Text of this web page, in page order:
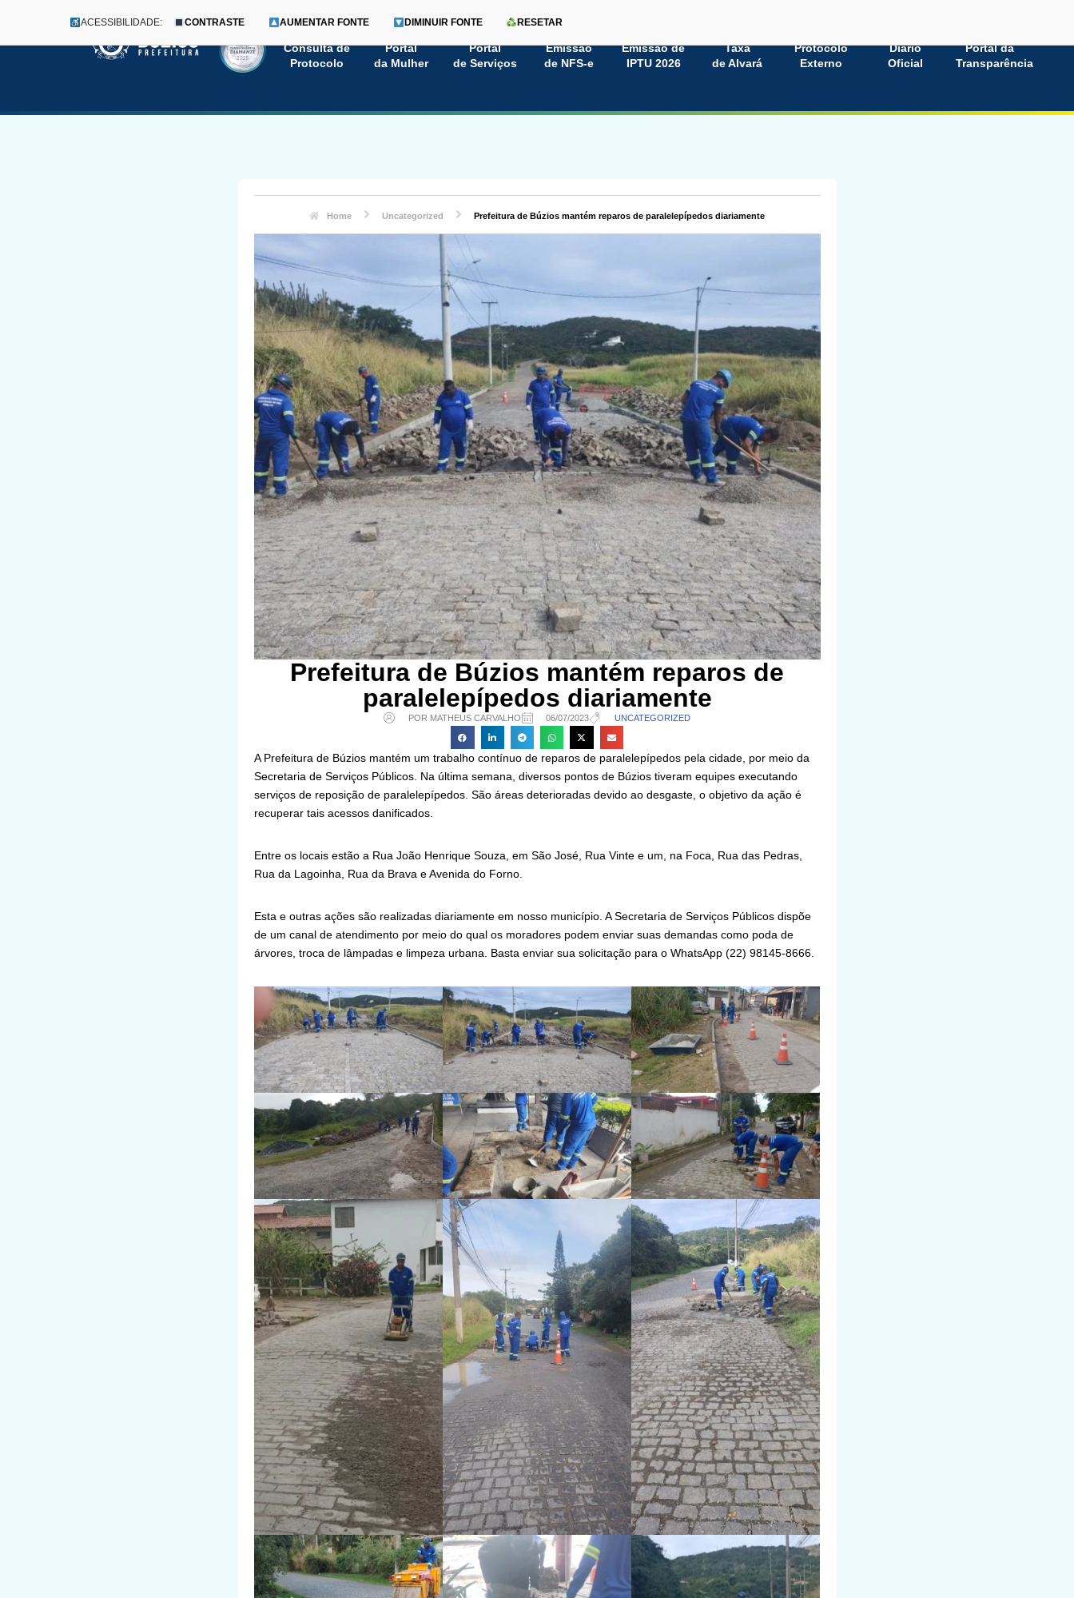
Pular
conteúdo
Menu
Consulta de
Protocolo
Portal
da Mulher
Portal
de Serviços
Emissão
de NFS-e
Emissão de
IPTU 2026
Taxa
de Alvará
Protocolo
Externo
Diário
Oficial
Portal da
Transparência
ACESSIBILIDADE: CONTRASTE AUMENTAR FONTE DIMINUIR FONTE RESETAR
Home Uncategorized Prefeitura de Búzios mantém reparos de paralelepípedos diariamente
Prefeitura de Búzios mantém reparos de
paralelepípedos diariamente
POR MATHEUS CARVALHO 06/07/2023 UNCATEGORIZED
A Prefeitura de Búzios mantém um trabalho contínuo de reparos de paralelepípedos pela cidade, por meio da
Secretaria de Serviços Públicos. Na última semana, diversos pontos de Búzios tiveram equipes executando
serviços de reposição de paralelepípedos. São áreas deterioradas devido ao desgaste, o objetivo da ação é
recuperar tais acessos danificados.
Entre os locais estão a Rua João Henrique Souza, em São José, Rua Vinte e um, na Foca, Rua das Pedras,
Rua da Lagoinha, Rua da Brava e Avenida do Forno.
Esta e outras ações são realizadas diariamente em nosso município. A Secretaria de Serviços Públicos dispõe
de um canal de atendimento por meio do qual os moradores podem enviar suas demandas como poda de
árvores, troca de lâmpadas e limpeza urbana. Basta enviar sua solicitação para o WhatsApp (22) 98145-8666.